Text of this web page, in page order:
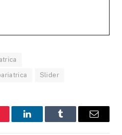
Slider
LinkedInTumblr Email